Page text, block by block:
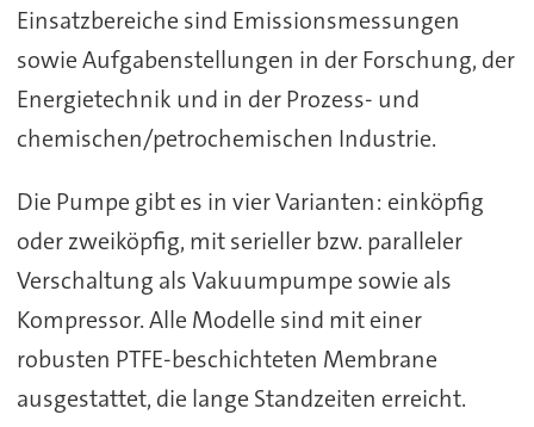
Einsatzbereiche sind Emissionsmessungen
sowie Aufgabenstellungen in der Forschung, der
Energietechnik und in der Prozess- und
chemischen/petrochemischen Industrie.
Die Pumpe gibt es in vier Varianten: einköpfig
oder zweiköpfig, mit serieller bzw. paralleler
Verschaltung als Vakuumpumpe sowie als
Kompressor. Alle Modelle sind mit einer
robusten PTFE-beschichteten Membrane
ausgestattet, die lange Standzeiten erreicht.